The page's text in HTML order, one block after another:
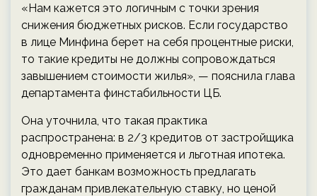
«Нам кажется это логичным с точки зрения
снижения бюджетных рисков. Если государство
в лице Минфина берет на себя процентные риски,
то такие кредиты не должны сопровождаться
завышением стоимости жилья», — пояснила глава
департамента финстабильности ЦБ.
Она уточнила, что такая практика
распространена: в 2/3 кредитов от застройщика
одновременно применяется и льготная ипотека.
Это дает банкам возможность предлагать
гражданам привлекательную ставку, но ценой